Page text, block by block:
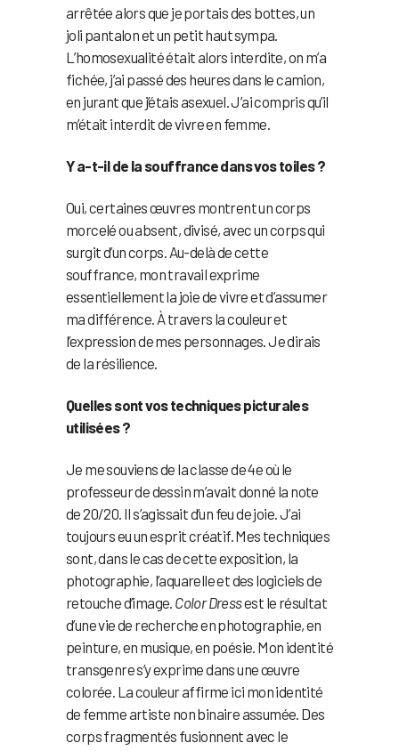
arrêtée alors que je portais des bottes, un
joli pantalon et un petit haut sympa.
L’homosexualité était alors interdite, on m’a
fichée, j’ai passé des heures dans le camion,
en jurant que j’étais asexuel. J’ai compris qu’il
m’était interdit de vivre en femme.
Y a-t-il de la souffrance dans vos toiles ?
Oui, certaines œuvres montrent un corps
morcelé ou absent, divisé, avec un corps qui
surgit d’un corps. Au-delà de cette
souffrance, mon travail exprime
essentiellement la joie de vivre et d’assumer
ma différence. À travers la couleur et
l’expression de mes personnages. Je dirais
de la résilience.
Quelles sont vos techniques picturales
utilisées ?
Je me souviens de la classe de 4e où le
professeur de dessin m’avait donné la note
de 20/20. Il s’agissait d’un feu de joie. J’ai
toujours eu un esprit créatif. Mes techniques
sont, dans le cas de cette exposition, la
photographie, l’aquarelle et des logiciels de
retouche d’image. Color Dressest le résultat
d’une vie de recherche en photographie, en
peinture, en musique, en poésie. Mon identité
transgenre s’y exprime dans une œuvre
colorée. La couleur affirme ici mon identité
de femme artiste non binaire assumée. Des
corps fragmentés fusionnent avec le